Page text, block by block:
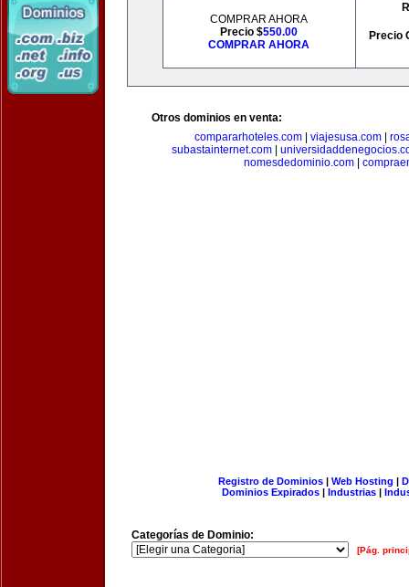
COMPRAR AHORA
Precio $550.00
COMPRAR AHORA
Precio
Otros dominios en venta:
compararhoteles.com| viajesusa.com|
subastainternet.com|
nomesdedominio.com|
Registro de Dominios| Web Hosting |
Dominios Expirados | Industrias |
Categorías de Dominio:
[Pág.